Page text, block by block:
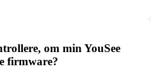
om min YouSee
firmware?